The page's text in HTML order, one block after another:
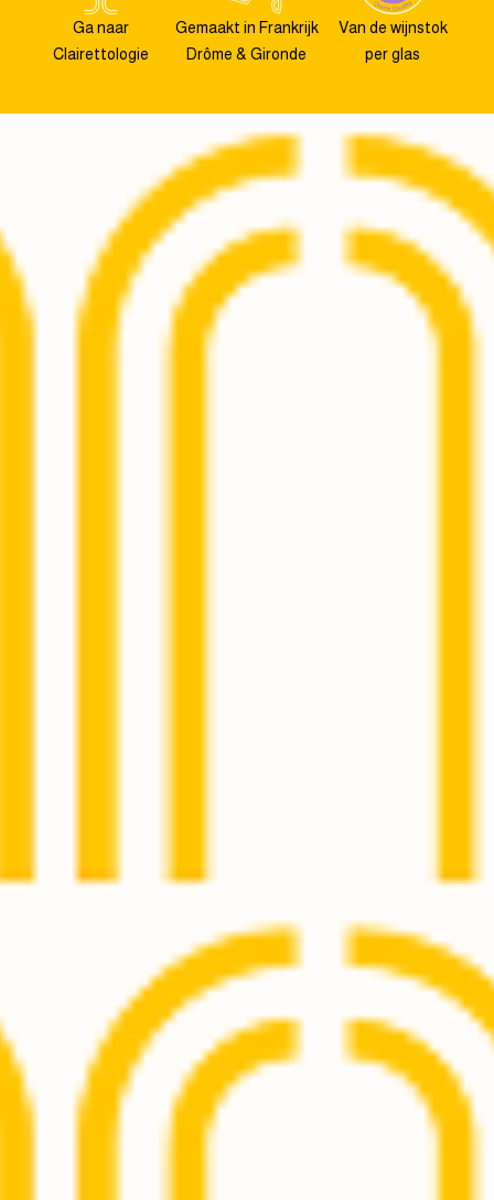
Ga naar
Clairettologie
Gemaakt in Frankrijk
Drôme & Gironde
Van de wijnstok
per glas